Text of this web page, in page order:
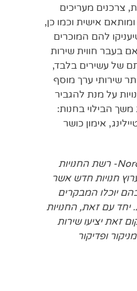
צרכנים מעריכים
אישית וכמו כן,
להם המוכרים
אם בעבר חווית שירות
של עשירים בלבד,
שירותי ערך מוסף
על מנת להגביר
הבילוי בחנות:
אימון כושר
- רשת החנויות
חנויות חדש אשר
בהם יוכלו המבקרים
יחד עם זאת, החנויות
זאת יציעו שירות
ופדיקור